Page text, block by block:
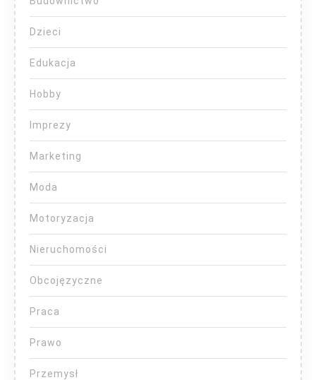
Dzieci
Edukacja
Hobby
Imprezy
Marketing
Moda
Motoryzacja
Nieruchomości
Obcojęzyczne
Praca
Prawo
Przemysł